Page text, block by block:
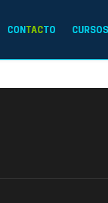
CONTACTO CURSOS